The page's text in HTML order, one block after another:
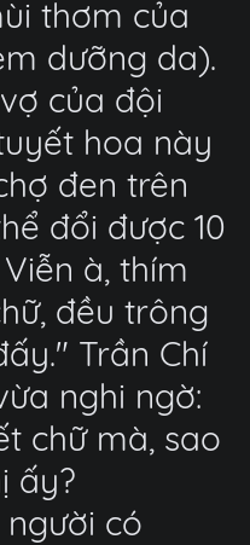
thơm của
dưỡng da).
của đội
hoa này
đen trên
đổi được 10
à, thím
đều trông
Trần Chí
nghi ngờ:
chữ mà, sao
ấy?
người có